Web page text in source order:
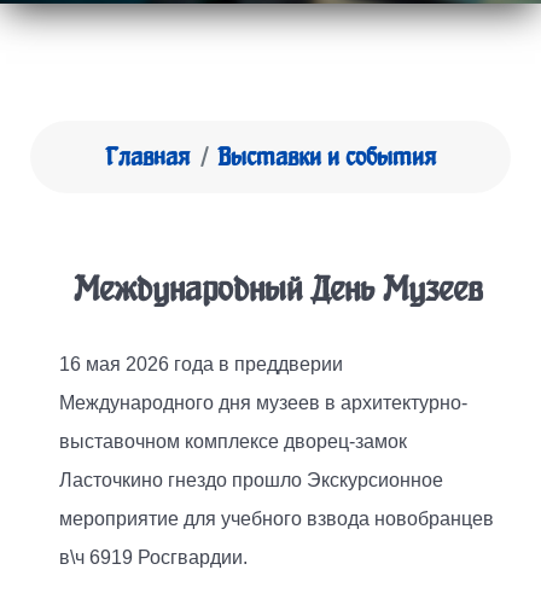
Главная Выставки и события
Международный День Музеев
16 мая 2026 года в преддверии
Международного дня музеев в архитектурно-
выставочном комплексе дворец-замок
Ласточкино гнездо прошло Экскурсионное
мероприятие для учебного взвода новобранцев
в\ч 6919 Росгвардии.